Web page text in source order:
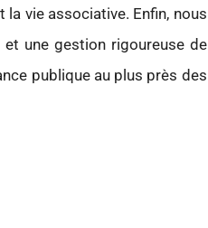
la vie associative. Enfin, nous
une gestion rigoureuse de
publique au plus près des